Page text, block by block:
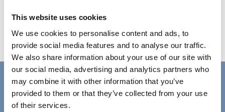
This website uses cookies
We use cookies to personalise content and ads, to
provide social media features and to analyse our traffic.
We also share information about your use of our site with
our social media, advertising and analytics partners who
may combine it with other information that you’ve
provided to them or that they’ve collected from your use
of their services.
Scopri di più
Vuoi saperne di più?